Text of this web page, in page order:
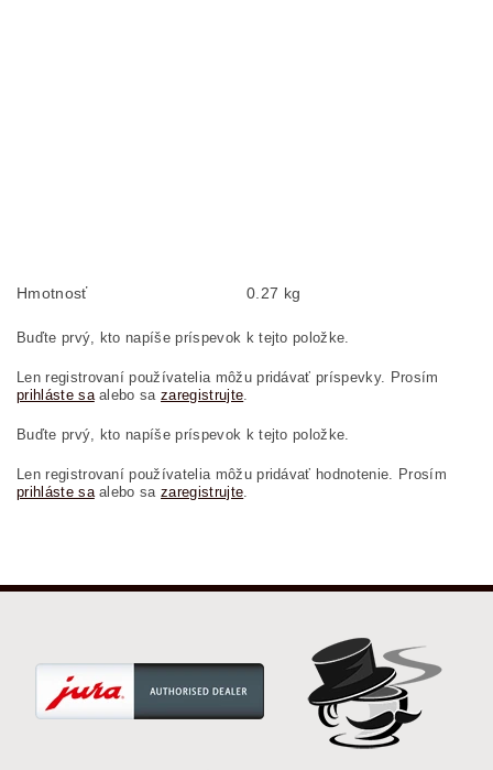
Hmotnosť 0.27 kg
Buďte prvý, kto napíše príspevok k tejto položke.
Len registrovaní používatelia môžu pridávať príspevky. Prosím
prihláste saalebo sazaregistrujte.
Buďte prvý, kto napíše príspevok k tejto položke.
Len registrovaní používatelia môžu pridávať hodnotenie. Prosím
prihláste saalebo sazaregistrujte.